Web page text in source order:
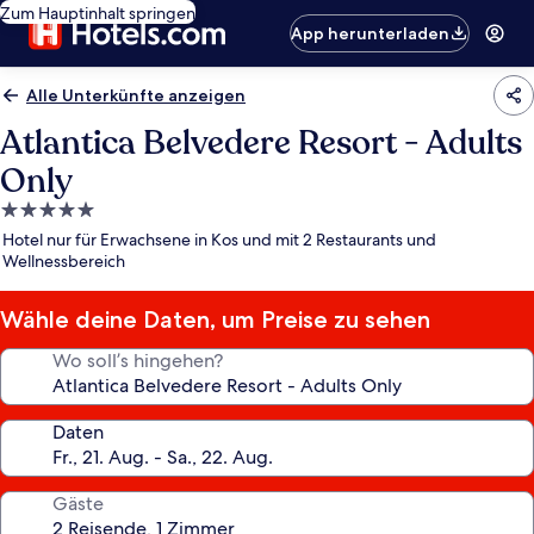
Zum Hauptinhalt springen
App herunterladen
Alle Unterkünfte anzeigen
Atlantica Belvedere Resort - Adults
Only
5.0-
Sterne-
Unterkunft
Hotel nur für Erwachsene in Kos und mit 2 Restaurants und
Wellnessbereich
Wähle deine Daten, um Preise zu sehen
Wo soll’s hingehen?
Daten
Gäste